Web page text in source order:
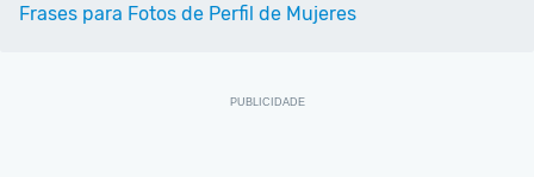
Frases para Fotos de Perfil de Mujeres